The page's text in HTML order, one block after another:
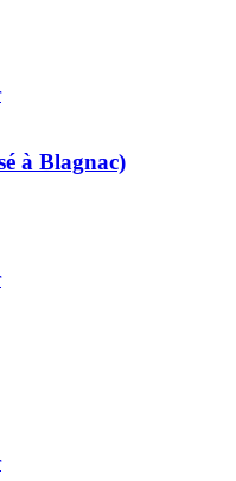
à Blagnac)